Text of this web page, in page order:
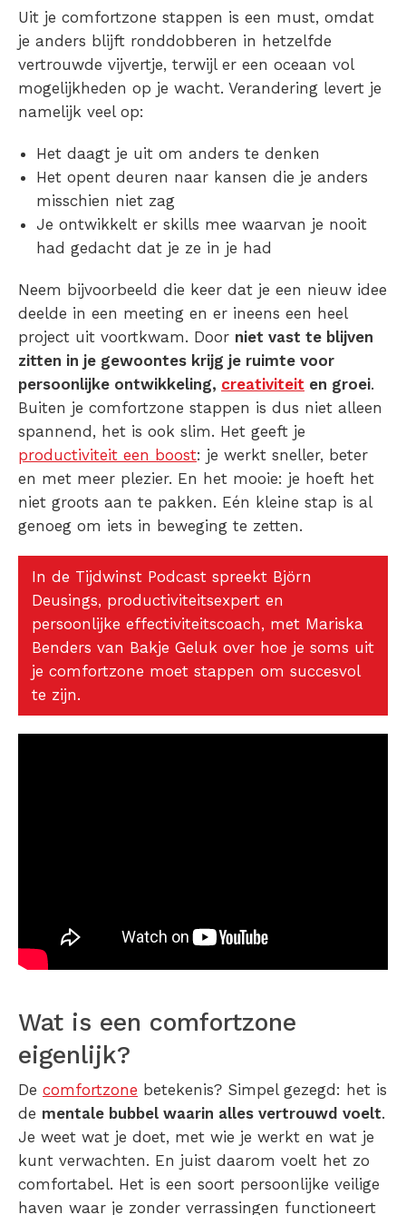
Uit je comfortzone stappen is een must, omdat
je anders blijft ronddobberen in hetzelfde
vertrouwde vijvertje, terwijl er een oceaan vol
mogelijkheden op je wacht. Verandering levert je
namelijk veel op:
Het daagt je uit om anders te denken
Het opent deuren naar kansen die je anders
misschien niet zag
Je ontwikkelt er skills mee waarvan je nooit
had gedacht dat je ze in je had
Neem bijvoorbeeld die keer dat je een nieuw idee
deelde in een meeting en er ineens een heel
project uit voortkwam. Door niet vast te blijven
zitten in je gewoontes krijg je ruimte voor
persoonlijke ontwikkeling, creativiteit en groei.
Buiten je comfortzone stappen is dus niet alleen
spannend, het is ook slim. Het geeft je
productiviteit een boost: je werkt sneller, beter
en met meer plezier. En het mooie: je hoeft het
niet groots aan te pakken. Eén kleine stap is al
genoeg om iets in beweging te zetten.
In de Tijdwinst Podcast spreekt Björn
Deusings, productiviteitsexpert en
persoonlijke effectiviteitscoach, met Mariska
Benders van Bakje Geluk over hoe je soms uit
je comfortzone moet stappen om succesvol
te zijn.
Wat is een comfortzone
eigenlijk?
De comfortzone betekenis? Simpel gezegd: het is
de mentale bubbel waarin alles vertrouwd voelt.
Je weet wat je doet, met wie je werkt en wat je
kunt verwachten. En juist daarom voelt het zo
comfortabel. Het is een soort persoonlijke veilige
haven waar je zonder verrassingen functioneert